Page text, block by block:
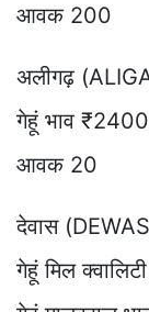
आवक 200
अलीगढ़
गेहूं भाव
आवक 20
देवास
गेहूं मिल